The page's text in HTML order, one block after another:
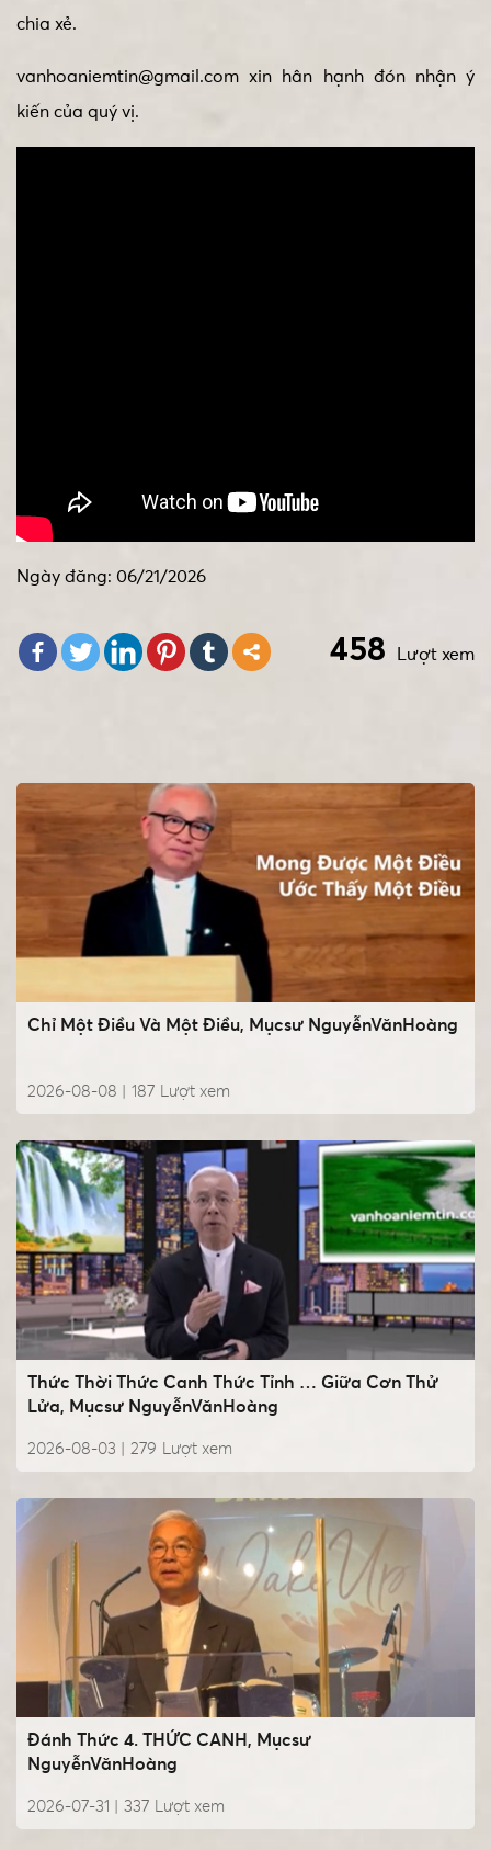
chia xẻ.
vanhoaniemtin@gmail.com xin hân hạnh đón nhận ý
kiến của quý vị.
Ngày đăng: 06/21/2026
Lượt xem
458
Chỉ Một Điều Và Một Điều, Mụcsư NguyễnVănHoàng
2026-08-08 | Lượt xem
187
Thức Thời Thức Canh Thức Tỉnh … Giữa Cơn Thử
Lửa, Mụcsư NguyễnVănHoàng
2026-08-03 | Lượt xem
279
Đánh Thức 4. THỨC CANH, Mụcsư
NguyễnVănHoàng
2026-07-31 | Lượt xem
337